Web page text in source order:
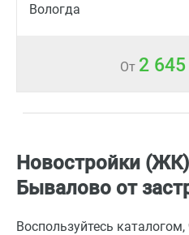
Вологда
От 2
Новостройки
Бывалово от
Воспользуйтесь